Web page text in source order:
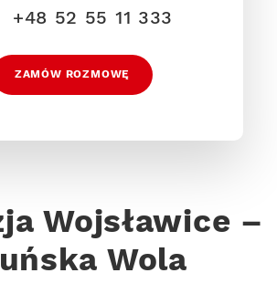
+48 52 55 11 333
ZAMÓW ROZMOWĘ
Wojsławice –
Wola